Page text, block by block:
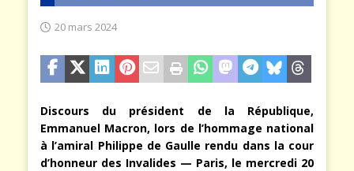
20 mars 2024
Discours du président de la République,
Emmanuel Macron, lors de l’hommage national
à l’amiral Philippe de Gaulle rendu dans la cour
d’honneur des Invalides — Paris, le mercredi 20